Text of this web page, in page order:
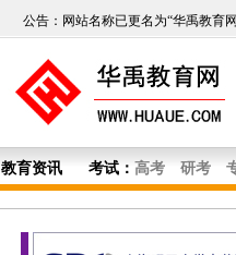
公告：网站名称已更名为“华禹教育
教育资讯 考试： 高考 研考